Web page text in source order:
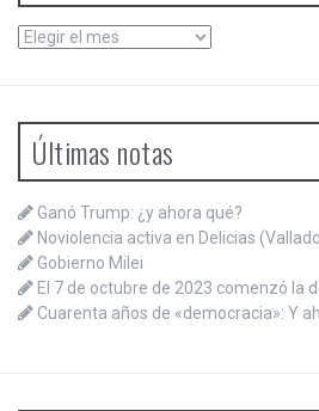
Archivos
Últimas notas
Ganó Trump: ¿y ahora qué?
Noviolencia activa en Delicias
Gobierno Milei
El 7 de octubre de 2023 comenzó la
Cuarenta años de «democracia»: Y